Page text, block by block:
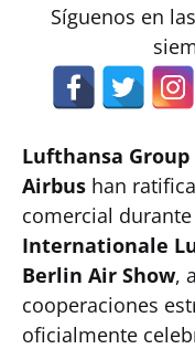
Síguenos en
Lufthansa Group
Airbus han
comercial
Internationale
Berlin Air Show,
cooperaciones
oficialmente